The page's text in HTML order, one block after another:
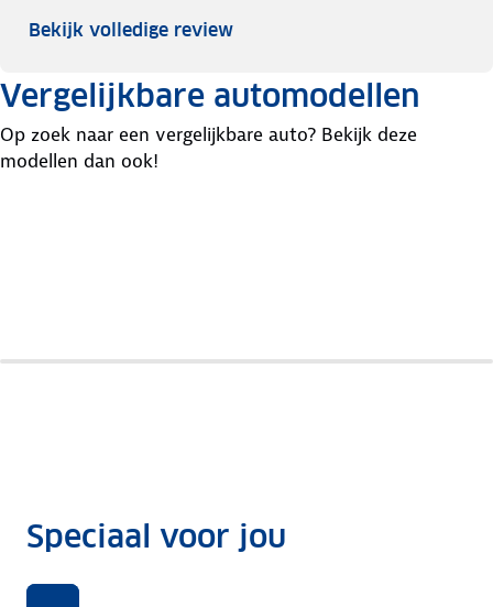
Bekijk volledige review
Vergelijkbare automodellen
Op zoek naar een vergelijkbare auto? Bekijk deze
modellen dan ook!
Speciaal voor jou